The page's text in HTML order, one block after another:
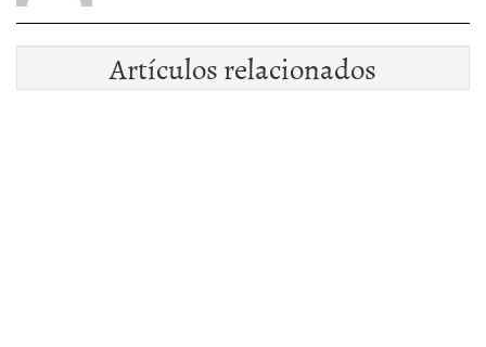
Artículos relacionados